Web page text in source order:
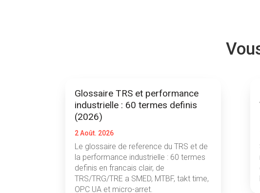
Glossaire TRS et performance
industrielle : 60 termes definis
(2026)
2 Août. 2026
Le glossaire de reference du TRS et de
la performance industrielle : 60 termes
definis en francais clair, de
TRS/TRG/TRE a SMED, MTBF, takt time,
OPC UA et micro-arret.